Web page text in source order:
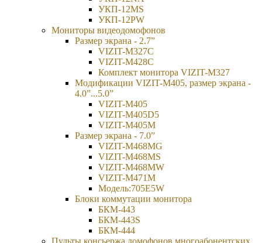
УКП-12MS
УКП-12PW
Мониторы видеодомофонов
Размер экрана - 2.7”
VIZIT-M327C
VIZIT-M428C
Комплект монитора VIZIT-M327
Модификации VIZIT-M405, размер экрана -
4.0”...5.0”
VIZIT-M405
VIZIT-M405D5
VIZIT-M405М
Размер экрана - 7.0”
VIZIT-M468MG
VIZIT-M468MS
VIZIT-M468MW
VIZIT-M471M
Модель:705Е5W
Блоки коммутации монитора
БКМ-443
БКМ-443S
БКМ-444
Пульты консьержа домофонов многоабонентских